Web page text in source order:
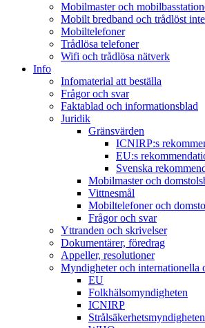
Mobilmaster och
Mobilt bredband och trådlöst
Mobiltelefoner
Trådlösa telefoner
Wifi och trådlösa nätverk
Info
Infomaterial att beställa
Frågor och svar
Faktablad och informationsblad
Juridik
Gränsvärden
ICNIRP:s
EU:s
Svenska
Mobilmaster och
Vittnesmål
Mobiltelefoner och
Frågor och svar
Yttranden och skrivelser
Dokumentärer, föredrag
Appeller, resolutioner
Myndigheter och internationella
EU
Folkhälsomyndigheten
ICNIRP
Strålsäkerhetsmyndigheten